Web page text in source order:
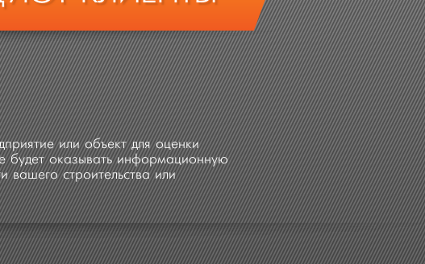
или объект для оценки
будет оказывать информационную
вашего строительства или